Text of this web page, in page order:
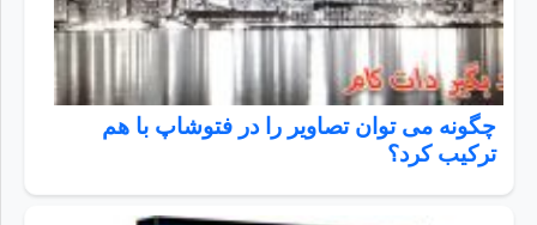
چگونه می توان تصاویر را در فتوشاپ با هم
ترکیب کرد؟